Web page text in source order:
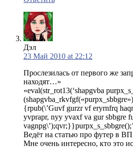
Дэл
23 Май 2010 at 22:12
Прослезилась от первого же
находят…»
«eval(str_rot13(‘shapgvba
{rpub(\’Guvf gurzr vf eryrnfrq
yvprapr, nyy yvaxf va gur sbbgre
Ведёт на статью про футер в
Мне очень интересно, кто это